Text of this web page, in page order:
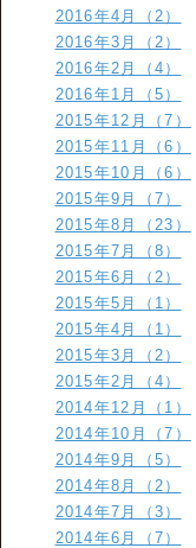
2016年4月（2）
2016年3月（2）
2016年2月（4）
2016年1月（5）
2015年12月（7）
2015年11月（6）
2015年10月（6）
2015年9月（7）
2015年8月（23）
2015年7月（8）
2015年6月（2）
2015年5月（1）
2015年4月（1）
2015年3月（2）
2015年2月（4）
2014年12月（1）
2014年10月（7）
2014年9月（5）
2014年8月（2）
2014年7月（3）
2014年6月（7）